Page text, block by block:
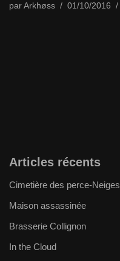
par Arkhøss 01/10/2016
Articles récents
Cimetière des perce-Neiges
Maison assassinée
Brasserie Collignon
In the Cloud